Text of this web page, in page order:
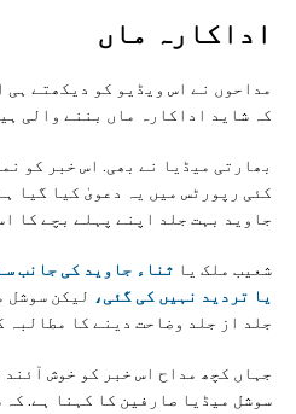
اداکارہ ماں
مداحوں نے اس ویڈیو کو دیکھتے ہی
کہ شاید اداکارہ ماں بننے والی
بھارتی میڈیا نے بھی. اس خبر کو
کئی رپورٹس میں یہ دعویٰ کیا گیا
جاوید بہت جلد اپنے پہلے بچے کا
شعیب ملک یا ثناء جاوید کی جانب
یا تردید نہیں کی گئی، لیکن سوشل
جلد از جلد وضاحت دینے کا مطالبہ
جہاں کچھ مداح اس خبر کو خوش
سوشل میڈیا صارفین کا کہنا ہے.